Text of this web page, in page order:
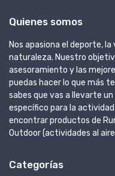
Quienes somos
Nos apasiona el deporte,
naturaleza. Nuestro
asesoramiento y las
puedas hacer lo que más
sabes que vas a llevarte
específico para la
encontrar productos de
Outdoor (actividades al aire
Categorías